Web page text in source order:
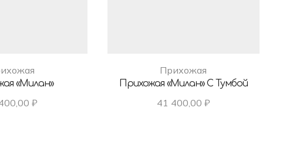
«Милан»
₽
Прихожая
Прихожая «Милан» С Тумбой
41 400,00 ₽